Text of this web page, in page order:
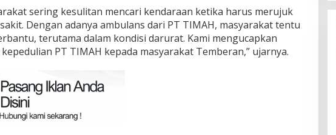
sering kesulitan mencari kendaraan ketika harus merujuk
Dengan adanya ambulans dari PT TIMAH, masyarakat tentu
terutama dalam kondisi darurat. Kami mengucapkan
PT TIMAH kepada masyarakat Temberan,” ujarnya.